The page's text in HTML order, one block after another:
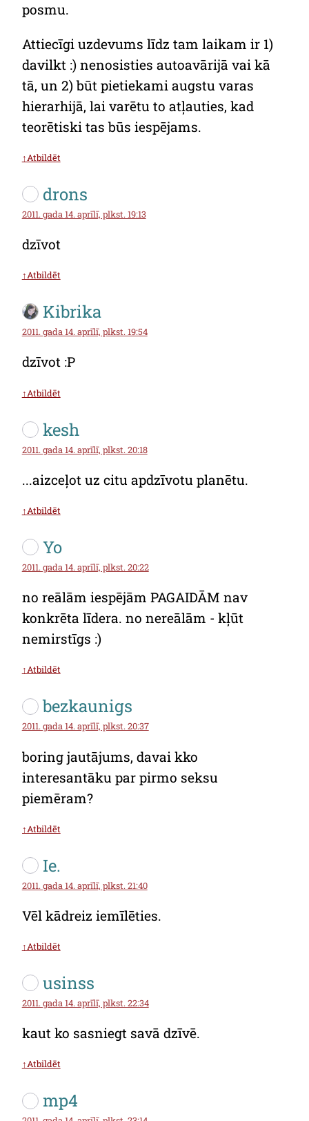
posmu.
Attiecīgi uzdevums līdz tam laikam ir 1)
davilkt :) nenosisties autoavārijā vai kā
tā, un 2) būt pietiekami augstu varas
hierarhijā, lai varētu to atļauties, kad
teorētiski tas būs iespējams.
↑Atbildēt
drons
2011. gada 14. aprīlī, plkst. 19:13
dzīvot
↑Atbildēt
Kibrika
2011. gada 14. aprīlī, plkst. 19:54
dzīvot :P
↑Atbildēt
kesh
2011. gada 14. aprīlī, plkst. 20:18
...aizceļot uz citu apdzīvotu planētu.
↑Atbildēt
Yo
2011. gada 14. aprīlī, plkst. 20:22
no reālām iespējām PAGAIDĀM nav
konkrēta līdera. no nereālām - kļūt
nemirstīgs :)
↑Atbildēt
bezkaunigs
2011. gada 14. aprīlī, plkst. 20:37
boring jautājums, davai kko
interesantāku par pirmo seksu
piemēram?
↑Atbildēt
Ie.
2011. gada 14. aprīlī, plkst. 21:40
Vēl kādreiz iemīlēties.
↑Atbildēt
usinss
2011. gada 14. aprīlī, plkst. 22:34
kaut ko sasniegt savā dzīvē.
↑Atbildēt
mp4